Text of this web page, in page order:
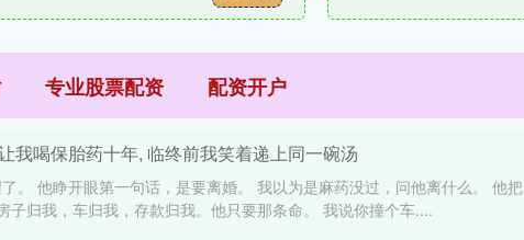
专业股票配资 配资开户
我喝保胎药十年, 临终前我笑着递上同一碗汤
。 他睁开眼第一句话，是要离婚。 我以为是麻药没过，问他离什么。 他把
子归我，车归我，存款归我。他只要那条命。 我说你撞个车....